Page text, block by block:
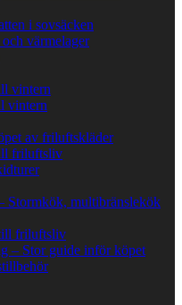
i sovsäcken
värmelager
vintern
vintern
av friluftskläder
friluftsliv
Stormkök, multibränslekök
friluftsliv
– Stor guide inför köpet